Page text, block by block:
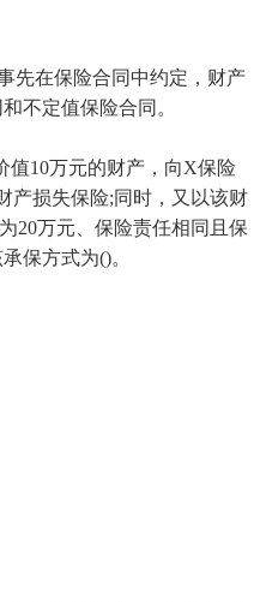
在保险合同中约定，财产
不定值保险合同。
10万元的财产，向X保险
产损失保险;同时，又以该财
20万元、保险责任相同且保
保方式为()。